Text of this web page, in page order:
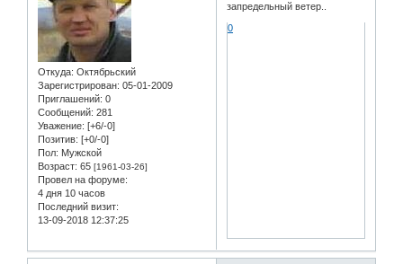
Откуда: Октябрьский
Зарегистрирован: 05-01-2009
Приглашений: 0
Сообщений: 281
Уважение: [+6/-0]
Позитив: [+0/-0]
Пол: Мужской
Возраст: 65 [1961-03-26]
Провел на форуме:
4 дня 10 часов
Последний визит:
13-09-2018 12:37:25
запредельный ветер..
0